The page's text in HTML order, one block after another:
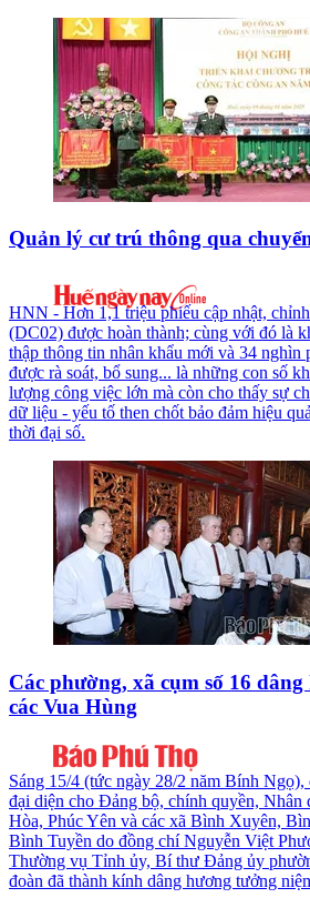
Quản lý cư trú thông qua
HNN - Hơn 1,1 triệu phiếu cập nhật,
(DC02) được hoàn thành; cùng với đó là
thập thông tin nhân khẩu mới và 34 nghìn
được rà soát, bổ sung... là những con số
lượng công việc lớn mà còn cho thấy sự
dữ liệu - yếu tố then chốt bảo đảm hiệu
thời đại số.
Các phường, xã cụm số 16
các Vua Hùng
Sáng 15/4 (tức ngày 28/2 năm Bính Ngọ),
đại diện cho Đảng bộ, chính quyền, Nhân
Hòa, Phúc Yên và các xã Bình Xuyên,
Bình Tuyền do đồng chí Nguyễn Việt
Thường vụ Tỉnh ủy, Bí thư Đảng ủy
đoàn đã thành kính dâng hương tưởng